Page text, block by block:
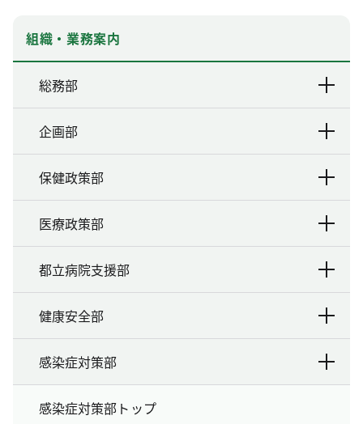
組織・業務案内
総務部
企画部
保健政策部
医療政策部
都立病院支援部
健康安全部
感染症対策部
感染症対策部トップ